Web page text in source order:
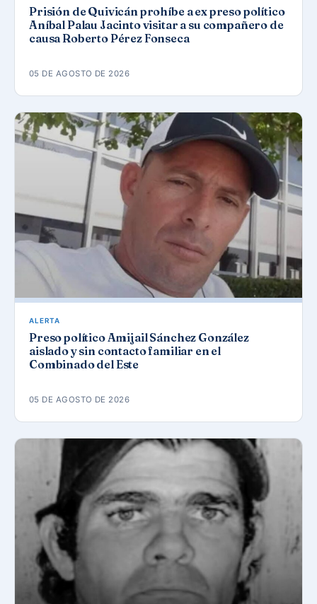
Prisión de Quivicán prohíbe a ex preso político
Aníbal Palau Jacinto visitar a su compañero de
causa Roberto Pérez Fonseca
05 DE AGOSTO DE 2026
ALERTA
Preso político Amijail Sánchez González
aislado y sin contacto familiar en el
Combinado del Este
05 DE AGOSTO DE 2026